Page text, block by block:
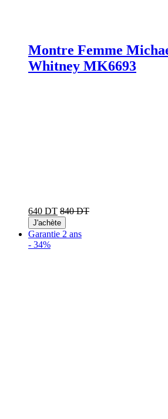
Montre Femme
Whitney MK6693
640 DT 840 DT
J'achète
Garantie 2 ans
- 34%